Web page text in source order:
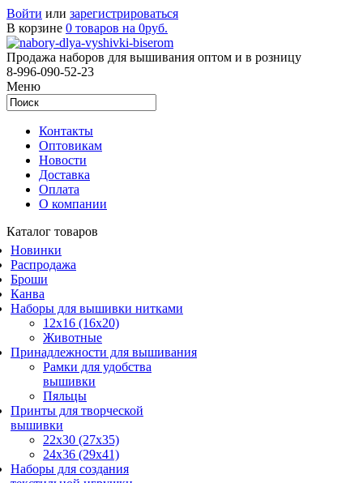
Войти или зарегистрироваться
В корзине 0 товаров на 0руб.
Продажа наборов для вышивания оптом и в розницу
8-996-090-52-23
Меню
Контакты
Оптовикам
Новости
Доставка
Оплата
О компании
Каталог товаров
Новинки
Распродажа
Броши
Канва
Наборы для вышивки нитками
12x16 (16x20)
Животные
Принадлежности для вышивания
Рамки для удобства
вышивки
Пяльцы
Принты для творческой
вышивки
22х30 (27х35)
24х36 (29х41)
Наборы для создания